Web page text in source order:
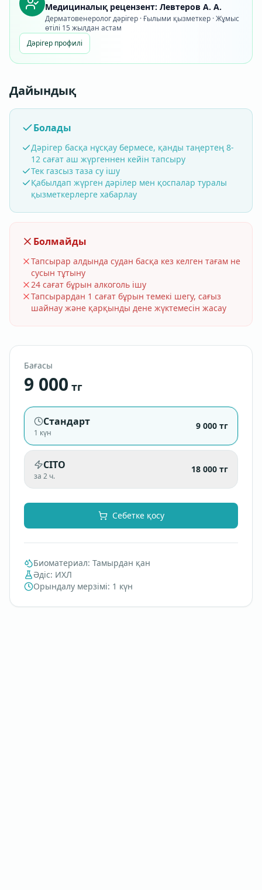
Медициналық рецензент: Левтеров А. А.
Дерматовенеролог дәрігер · Ғылыми қызметкер · Жұмыс
өтілі 15 жылдан астам
Дәрігер профилі
Дайындық
Болады
Дәрігер басқа нұсқау бермесе, қанды таңертең 8-
12 сағат аш жүргеннен кейін тапсыру
Тек газсыз таза су ішу
Қабылдап жүрген дәрілер мен қоспалар туралы
қызметкерлерге хабарлау
Болмайды
Тапсырар алдында судан басқа кез келген тағам не
сусын тұтыну
24 сағат бұрын алкоголь ішу
Тапсырардан 1 сағат бұрын темекі шегу, сағыз
шайнау және қарқынды дене жүктемесін жасау
Бағасы
9 000 тг
Стандарт
1 күн
9 000 тг
CITO
за 2 ч.
18 000 тг
Себетке қосу
Биоматериал: Тамырдан қан
Әдіс: ИХЛ
Орындалу мерзімі: 1 күн